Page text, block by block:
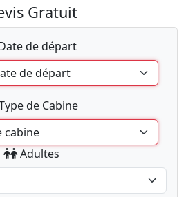
Gratuit
de départ
de Cabine
Adultes